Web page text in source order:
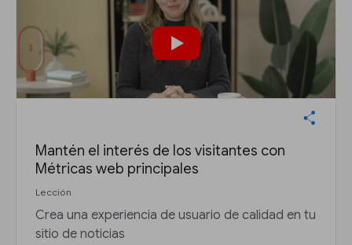
Mantén el interés de los visitantes con
Métricas web principales
Lección
Crea una experiencia de usuario de calidad en tu
sitio de noticias